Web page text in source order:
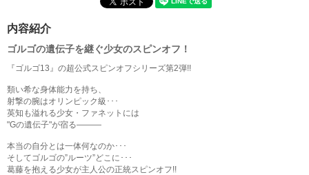
内容紹介
ゴルゴの遺伝子を継ぐ少女のスピンオフ！
『ゴルゴ13』の超公式スピンオフシリーズ第2弾!!
類い希な身体能力を持ち、
射撃の腕はオリンピック級･･･
英知も溢れる少女・ファネットには
"Gの遺伝子"が宿る―――
本当の自分とは一体何なのか･･･
そしてゴルゴの”ルーツ”どこに･･･
葛藤を抱える少女が主人公の正統スピンオフ!!